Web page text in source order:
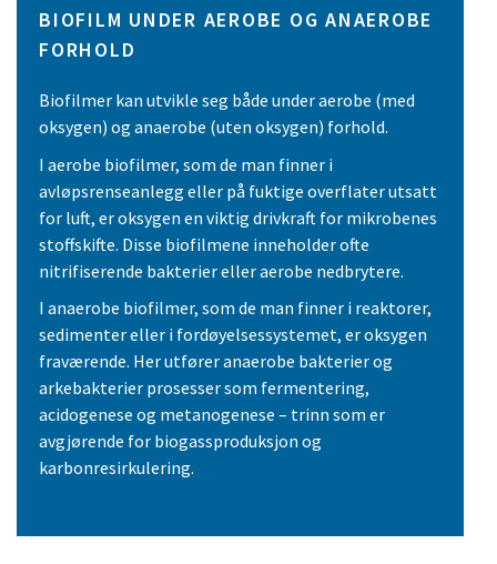
BIOFILM UNDER AEROBE OG ANAEROBE
FORHOLD
Biofilmer kan utvikle seg både under aerobe (med
oksygen) og anaerobe (uten oksygen) forhold.
I aerobe biofilmer, som de man finner i
avløpsrenseanlegg eller på fuktige overflater utsatt
for luft, er oksygen en viktig drivkraft for mikrobenes
stoffskifte. Disse biofilmene inneholder ofte
nitrifiserende bakterier eller aerobe nedbrytere.
I anaerobe biofilmer, som de man finner i reaktorer,
sedimenter eller i fordøyelsessystemet, er oksygen
fraværende. Her utfører anaerobe bakterier og
arkebakterier prosesser som fermentering,
acidogenese og metanogenese – trinn som er
avgjørende for biogassproduksjon og
karbonresirkulering.